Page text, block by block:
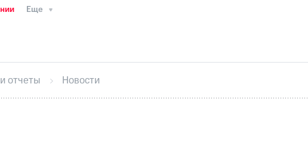
Еще
ИнтервьюФинансовая отчетностьКонтакты
секретарьРаскрытие информации
кабинет акционераАкционерный капиталКонтроль и
отчеты Новости